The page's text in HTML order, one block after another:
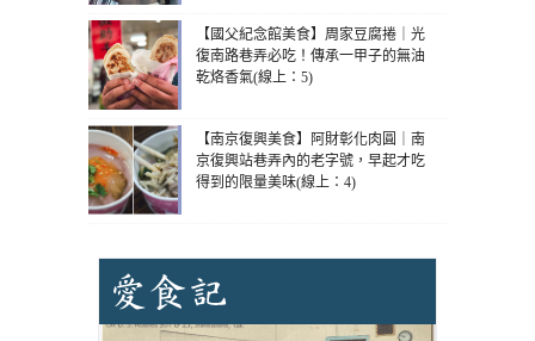
【國父紀念館美食】周家豆腐捲｜光
復南路巷弄必吃！傳承一甲子的無油
乾烙香氣(線上：5)
【南京復興美食】阿財彰化肉圓｜南
京復興站巷弄內的老字號，早起才吃
得到的限量美味(線上：4)